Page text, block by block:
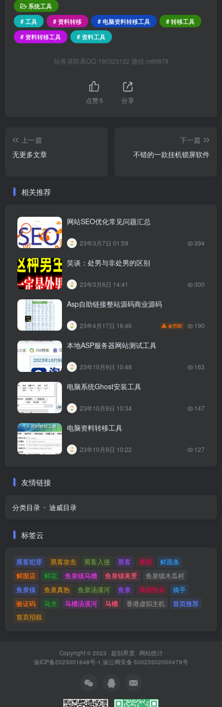
系统工具
# 工具
# 资料转移 # 电脑资料转移工具
# 转移工具
# 资料转移工具
# 资料工具
站务请联系QQ:190323122 微信:m86878
点赞5 分享
上一篇
无更多文章
下一篇
不错的一款挂机锁屏软件
相关推荐
网站SEO优化常见问题汇总
23年3月7日 01:59 394
笑谈：处男与非处男的区别
23年3月6日 14:41 300
Asp自助链接整站源码商业源码
23年4月17日 16:46 金币30 190
本地ASP服务器网站测试工具
23年10月9日 10:48 163
电脑系统Ghost安装工具
23年10月9日 10:34 147
电脑资料转移工具
23年10月9日 10:22 127
友情链接
分类目录 迪威目录
标签云
黑客犯罪 黑客攻击 黑客入侵 黑客 黄昏
鲜面条
鲜面店
鲜花 鱼泉镇马槽 鱼泉镇美景
鱼泉镇木瓜村
鱼泉镇
鱼泉真热 鱼泉汤溪河 鱼泉 高级快乐
骑手
验证码
马犬 马槽汤溪河 马槽 香港虚拟主机
首页推荐
首页招租
Copyright © 2023 · 超别界度· 网站统计
渝ICP备2023001648号-1 渝公网安备 50023502000479号